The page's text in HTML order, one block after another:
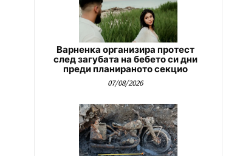
Варненка организира протест
след загубата на бебето си дни
преди планираното секцио
07/08/2026